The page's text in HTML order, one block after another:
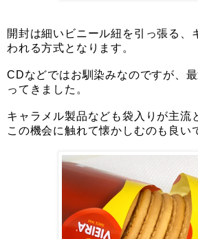
開封は細いビニール紐を引っ張る、
われる方式となります。
CDなどではお馴染みなのですが、
ってきました。
キャラメル製品なども袋入りが主流
この機会に触れて懐かしむのも良い